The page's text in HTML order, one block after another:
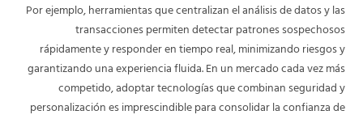
Por ejemplo, herramientas que centralizan el análisis de datos y las
transacciones permiten detectar patrones sospechosos
rápidamente y responder en tiempo real, minimizando riesgos y
garantizando una experiencia fluida. En un mercado cada vez más
competido, adoptar tecnologías que combinan seguridad y
personalización es imprescindible para consolidar la confianza de